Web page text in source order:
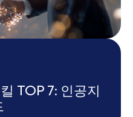
TOP 7: 인공지